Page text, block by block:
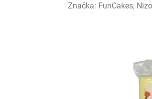
Značka: FunCakes,